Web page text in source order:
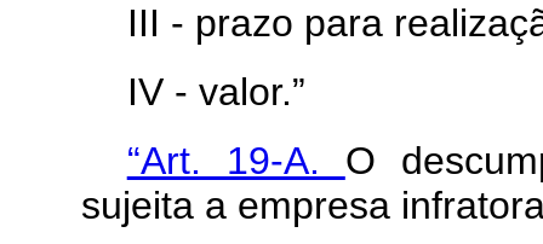
III - prazo para
IV - valor.”
“Art. 19-A. O
sujeita a empresa